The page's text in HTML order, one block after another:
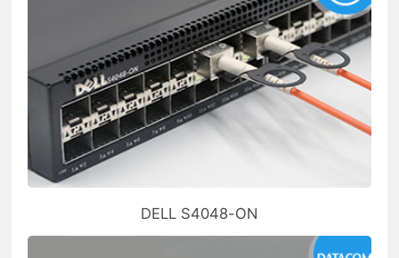
DELL S4048-ON